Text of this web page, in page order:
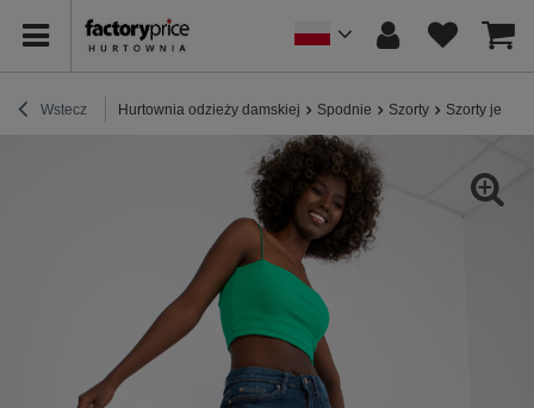
Wstecz Hurtownia odzieży damskiej Spodnie Szorty Szorty